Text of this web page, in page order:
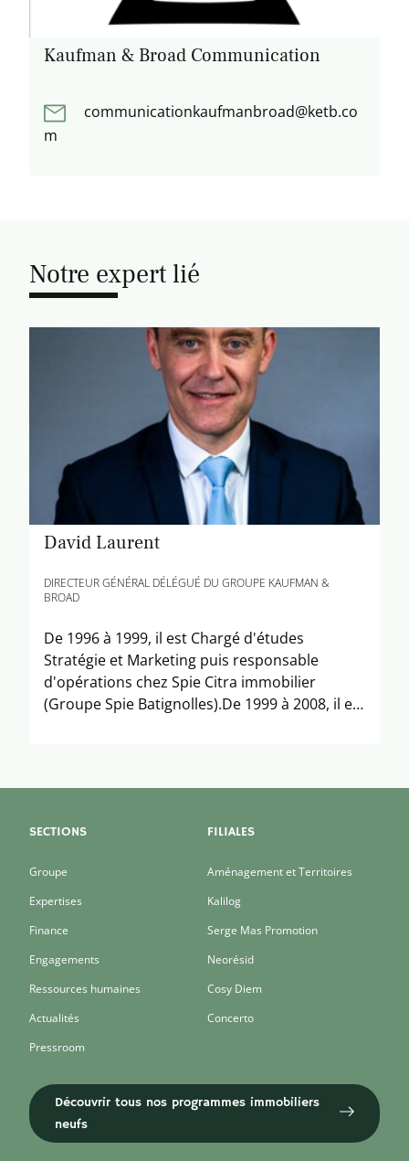
Kaufman & Broad Communication
m
Notre expert lié
David Laurent
DIRECTEUR GÉNÉRAL DÉLÉGUÉ DU GROUPE KAUFMAN &
BROAD
De 1996 à 1999, il est Chargé d'études
Stratégie et Marketing puis responsable
d'opérations chez Spie Citra immobilier
(Groupe Spie Batignolles).De 1999 à 2008, il est
SECTIONS
Groupe
Expertises
Finance
Engagements
Ressources humaines
Actualités
Pressroom
FILIALES
Aménagement et Territoires
Kalilog
Serge Mas Promotion
Neorésid
Cosy Diem
Concerto
Découvrir tous nos programmes immobiliers
neufs